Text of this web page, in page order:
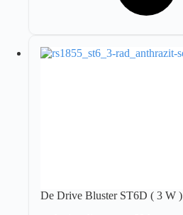
De Drive Bluster ST6D ( 3 W )